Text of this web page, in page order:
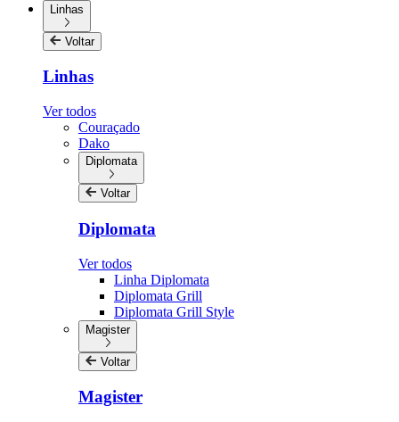
Linhas
Voltar
Linhas
Ver todos
Couraçado
Dako
Diplomata
Voltar
Diplomata
Ver todos
Linha Diplomata
Diplomata Grill
Diplomata Grill Style
Magister
Voltar
Magister